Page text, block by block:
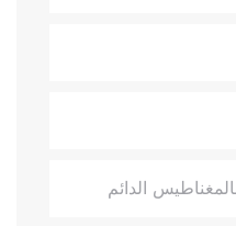
الدائم